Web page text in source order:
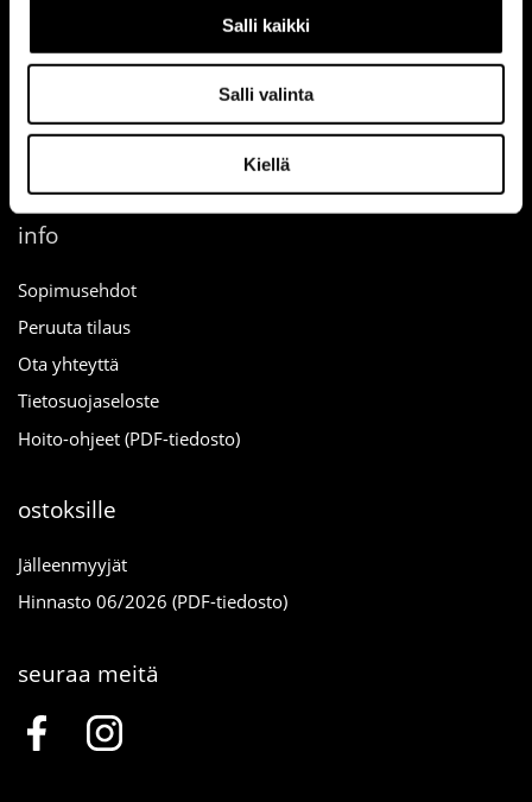
Salli kaikki
Salli valinta
Kiellä
info
Sopimusehdot
Peruuta tilaus
Ota yhteyttä
Tietosuojaseloste
Hoito-ohjeet (PDF-tiedosto)
ostoksille
Jälleenmyyjät
Hinnasto 06/2026 (PDF-tiedosto)
seuraa meitä